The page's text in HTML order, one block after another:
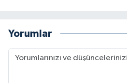
Yorumlar